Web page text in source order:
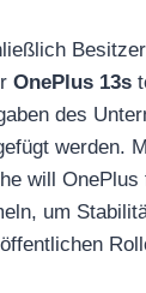
Besitzer
OnePlus 13s
des
werden.
will OnePlus
um